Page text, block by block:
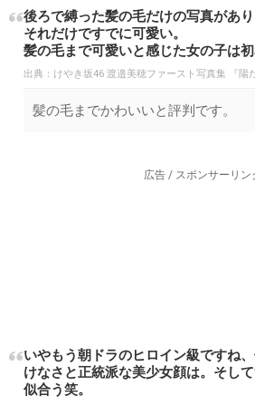
後ろで縛った髪の毛だけの写真があり
それだけですでに可愛い。
髪の毛まで可愛いと感じた女の子は初
出典： けやき坂46 渡邉美穂ファースト写真集 『陽
髪の毛までかわいいと評判です。
広告 / スポンサーリン
いやもう朝ドラのヒロイン級ですね
けなさと正統派な美少女顔は。そし
似合う笑。